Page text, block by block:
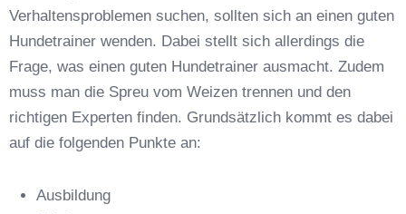
Anschrift
Verhaltensproblemen suchen, sollten sich an einen guten
Hundetrainer wenden. Dabei stellt sich allerdings die
Frage, was einen guten Hundetrainer ausmacht. Zudem
muss man die Spreu vom Weizen trennen und den
richtigen Experten finden. Grundsätzlich kommt es dabei
auf die folgenden Punkte an:
Ausbildung